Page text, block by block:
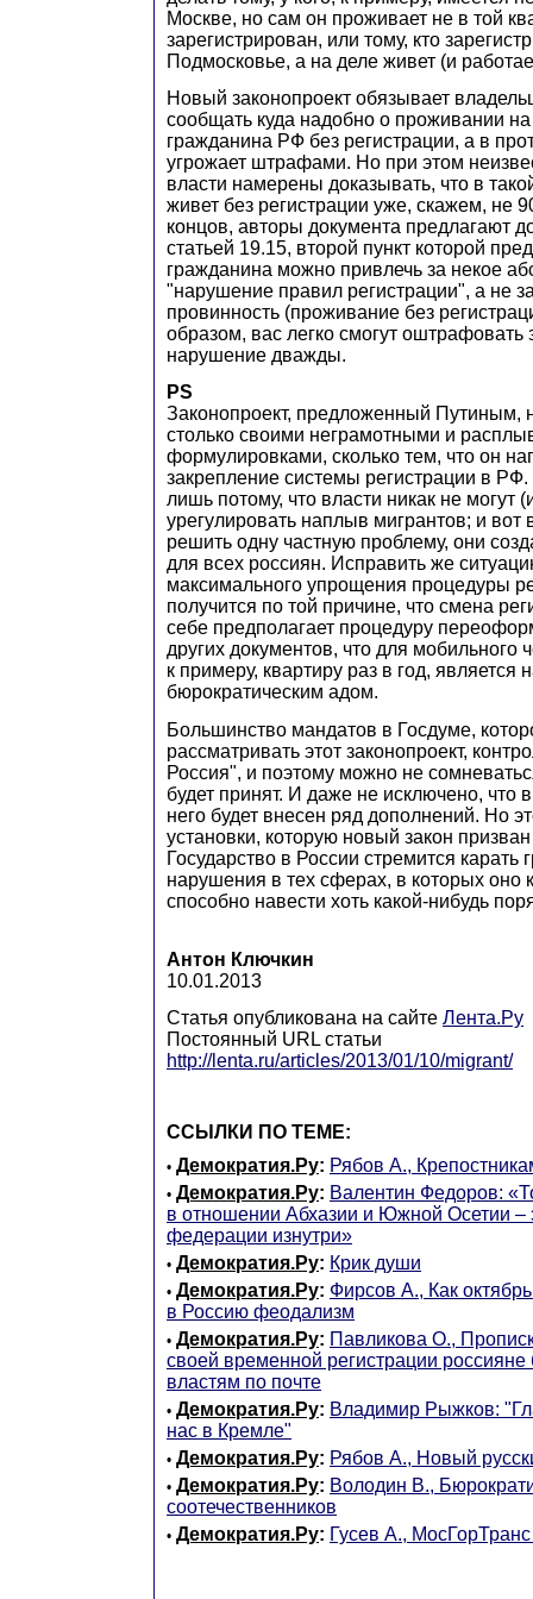
Москве, но сам он проживает не в той
зарегистрирован, или тому, кто
Подмосковье, а на деле живет (и
Новый законопроект обязывает
сообщать куда надобно о проживании
гражданина РФ без регистрации, а в
угрожает штрафами. Но при этом
власти намерены доказывать, что в
живет без регистрации уже, скажем, не
концов, авторы документа предлагают
статьей 19.15, второй пункт которой
гражданина можно привлечь за некое
"нарушение правил регистрации", а не
провинность (проживание без
образом, вас легко смогут оштрафовать
нарушение дважды.
PS
Законопроект, предложенный Путиным,
столько своими неграмотными и
формулировками, сколько тем, что он
закрепление системы регистрации в
лишь потому, что власти никак не могут
урегулировать наплыв мигрантов; и вот
решить одну частную проблему, они
для всех россиян. Исправить же
максимального упрощения процедуры
получится по той причине, что смена
себе предполагает процедуру
других документов, что для мобильного
к примеру, квартиру раз в год, является
бюрократическим адом.
Большинство мандатов в Госдуме,
рассматривать этот законопроект,
Россия", и поэтому можно не
будет принят. И даже не исключено, что
него будет внесен ряд дополнений. Но
установки, которую новый закон
Государство в России стремится карать
нарушения в тех сферах, в которых оно
способно навести хоть какой-нибудь
Антон Ключкин
10.01.2013
Статья опубликована на сайте Лента.Ру
Постоянный URL статьи
http://lenta.ru/articles/2013/01/10/migrant/
ССЫЛКИ ПО ТЕМЕ:
• Демократия.Ру: Рябов А.,
• Демократия.Ру: Валентин Федоров:
в отношении Абхазии и Южной Осетии –
федерации изнутри»
• Демократия.Ру: Крик души
• Демократия.Ру: Фирсов А., Как
в Россию феодализм
• Демократия.Ру: Павликова О.,
своей временной регистрации россияне
властям по почте
• Демократия.Ру: Владимир Рыжков:
нас в Кремле"
• Демократия.Ру: Рябов А., Новый
• Демократия.Ру: Володин В.,
соотечественников
• Демократия.Ру: Гусев А.,